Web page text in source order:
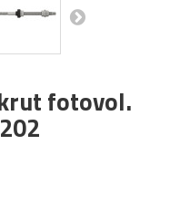
fotovol.